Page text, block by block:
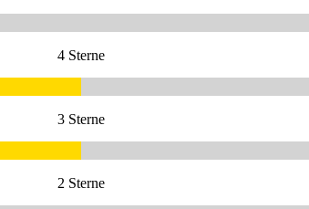
4 Sterne
3 Sterne
2 Sterne